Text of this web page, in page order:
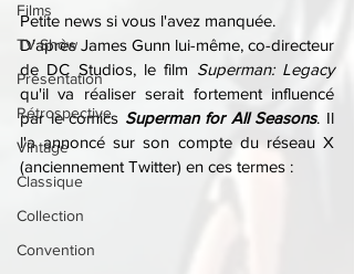
Films
TV Show
Présentation
Rétrospective
Vintage
Classique
Collection
Convention
Petite news si vous l'avez manquée.
D'après James Gunn lui-même, co-directeur
de DC Studios, le film Superman: Legacy
qu'il va réaliser serait fortement influencé
par le comics Superman for All Seasons. Il
l'a annoncé sur son compte du réseau X
(anciennement Twitter) en ces termes :